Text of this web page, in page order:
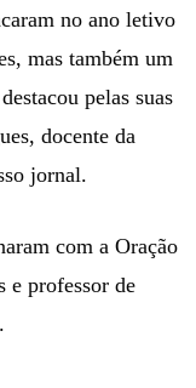
no ano letivo
mas também um
pelas suas
docente da
jornal.
com a Oração
e professor de